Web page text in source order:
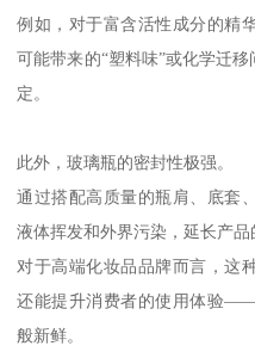
例如，对于富含活性成分的精
可能带来的“塑料味”或化学迁
定。
此外，玻璃瓶的密封性极强。
通过搭配高质量的瓶肩、底套
液体挥发和外界污染，延长产品
对于高端化妆品品牌而言，这
还能提升消费者的使用体验
般新鲜。